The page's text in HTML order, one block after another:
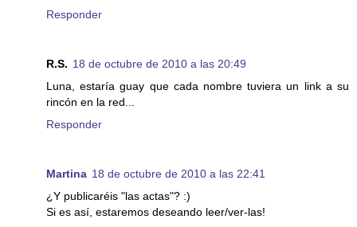
Responder
R.S. 18 de octubre de 2010 a las 20:49
Luna, estaría guay que cada nombre tuviera un link a su
rincón en la red...
Responder
Martina 18 de octubre de 2010 a las 22:41
¿Y publicaréis "las actas"? :)
Si es así, estaremos deseando leer/ver-las!